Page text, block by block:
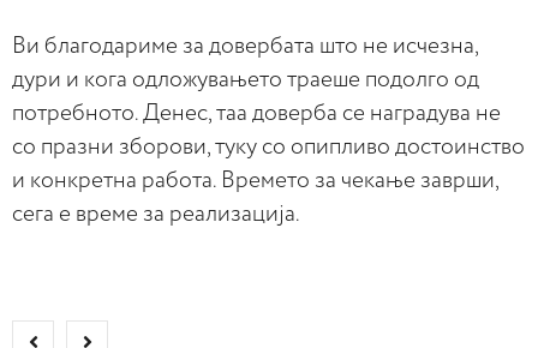
Ви благодариме за довербата што не исчезна,
дури и кога одложувањето траеше подолго од
потребното. Денес, таа доверба се наградува не
со празни зборови, туку со опипливо достоинство
и конкретна работа. Времето за чекање заврши,
сега е време за реализација.